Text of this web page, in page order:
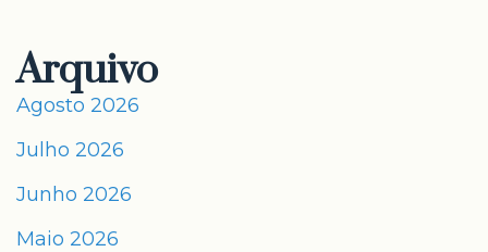
Arquivo
Agosto 2026
Julho 2026
Junho 2026
Maio 2026